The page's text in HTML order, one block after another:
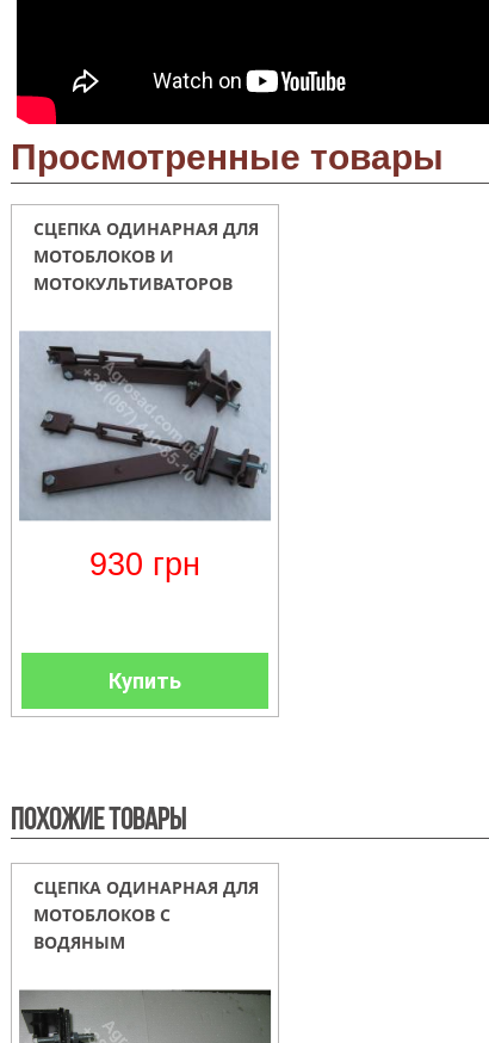
Просмотренные товары
СЦЕПКА ОДИНАРНАЯ ДЛЯ
МОТОБЛОКОВ И
МОТОКУЛЬТИВАТОРОВ
930 грн
Купить
Похожие товары
СЦЕПКА ОДИНАРНАЯ ДЛЯ
МОТОБЛОКОВ С
ВОДЯНЫМ